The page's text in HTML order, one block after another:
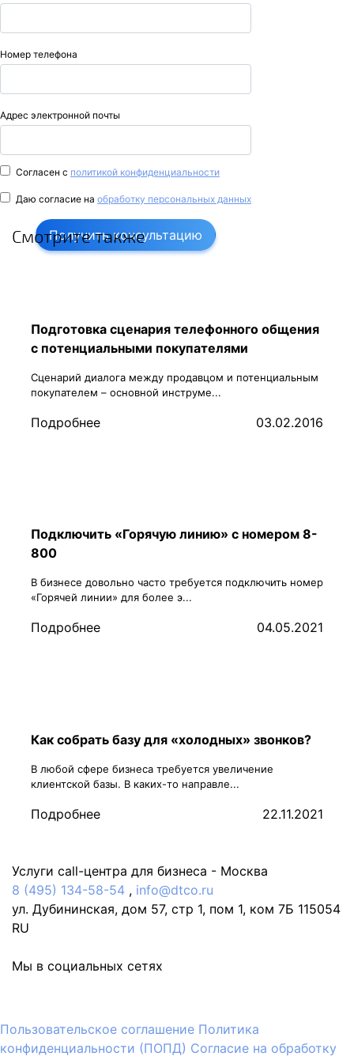
Номер телефона
Адрес электронной почты
Согласен с политикой конфиденциальности
Даю согласие на обработку персональных данных
Получить консультацию
Смотрите также
Подготовка сценария телефонного общения
с потенциальными покупателями
Сценарий диалога между продавцом и потенциальным
покупателем – основной инструме...
Подробнее 03.02.2016
Подключить «Горячую линию» с номером 8-
800
В бизнесе довольно часто требуется подключить номер
«Горячей линии» для более э...
Подробнее 04.05.2021
Как собрать базу для «холодных» звонков?
В любой сфере бизнеса требуется увеличение
клиентской базы. В каких-то направле...
Подробнее 22.11.2021
Услуги call-центра для бизнеса - Москва
8 (495) 134-58-54 , info@dtco.ru
ул. Дубининская, дом 57, стр 1, пом 1, ком 7Б 115054
RU
Мы в социальных сетях
Пользовательское соглашение Политика
конфиденциальности (ПОПД) Согласие на обработку